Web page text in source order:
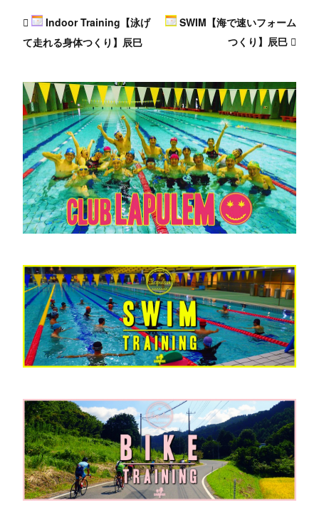
Indoor Training【泳げ
て走れる身体つくり】辰巳
SWIM【海で速いフォーム
つくり】辰巳